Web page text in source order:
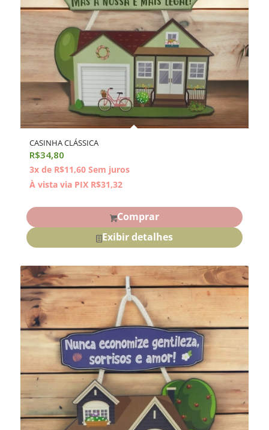
CASINHA CLÁSSICA
R$34,80
3x de R$11,60 Sem juros
À vista via PIX R$31,32
Comprar
Exibir detalhes